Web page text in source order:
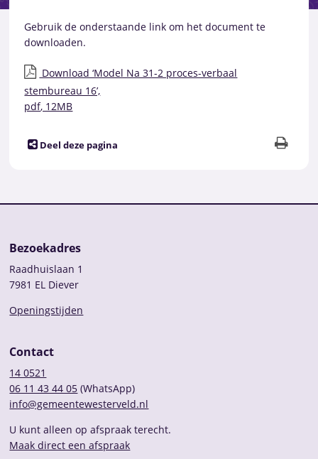
Gebruik de onderstaande link om het document te
downloaden.
Download ‘Model Na 31-2 proces-verbaal
stembureau 16’,
pdf, 12MB
Deel deze pagina
Bezoekadres
Raadhuislaan 1
7981 EL Diever
Openingstijden
Contact
14 0521
06 11 43 44 05 (WhatsApp)
info@gemeentewesterveld.nl
U kunt alleen op afspraak terecht.
Maak direct een afspraak